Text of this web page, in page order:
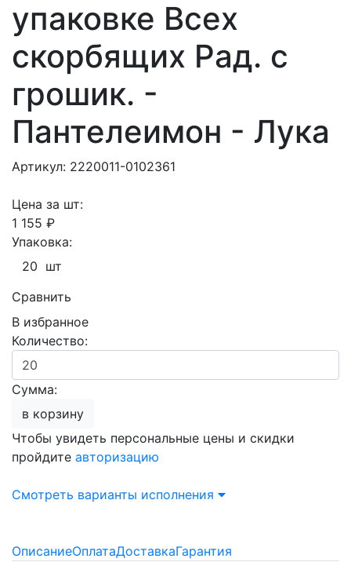
упаковке Всех
скорбящих Рад. с
грошик. -
Пантелеимон - Лука
Артикул: 2220011-0102361
Цена за шт:
1 155 ₽
Упаковка:
20 шт
Сравнить
В избранное
Количество:
Сумма:
в корзину
Чтобы увидеть персональные цены и скидки
пройдите авторизацию
Смотреть варианты исполнения
ОписаниеОплатаДоставкаГарантия